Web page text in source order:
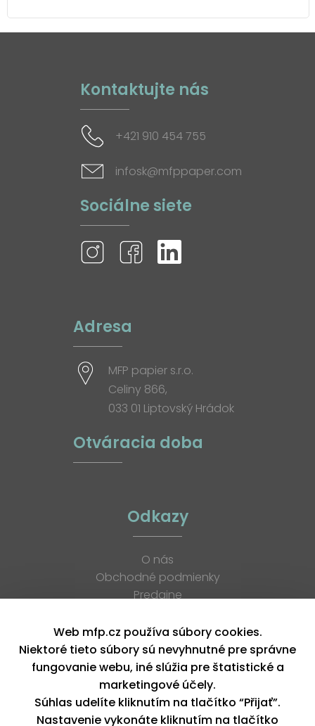
Kontaktujte nás
+421 910 454 755
infosk@mfppaper.com
Sociálne siete
Adresa
MFP papier s.r.o.
Celiny 866,
033 01 Liptovský Hrádok
Otváracia doba
Odkazy
O nás
Obchodné podmienky
Predajne
K stiahnutiu
Blog
Kontakt
Kariéra
XML feed
Web mfp.cz používa súbory cookies.
Niektoré tieto súbory sú nevyhnutné pre správne
fungovanie webu, iné slúžia pre štatistické a
marketingové účely.
Súhlas udelíte kliknutím na tlačítko “Přijať”.
Nastavenie vykonáte kliknutím na tlačítko